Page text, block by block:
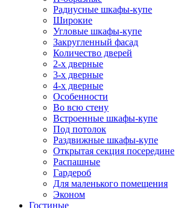
Радиусные шкафы-купе
Широкие
Угловые шкафы-купе
Закругленный фасад
Количество дверей
2-х дверные
3-х дверные
4-х дверные
Особенности
Во всю стену
Встроенные шкафы-купе
Под потолок
Раздвижные шкафы-купе
Открытая секция посередине
Распашные
Гардероб
Для маленького помещения
Эконом
Гостиные